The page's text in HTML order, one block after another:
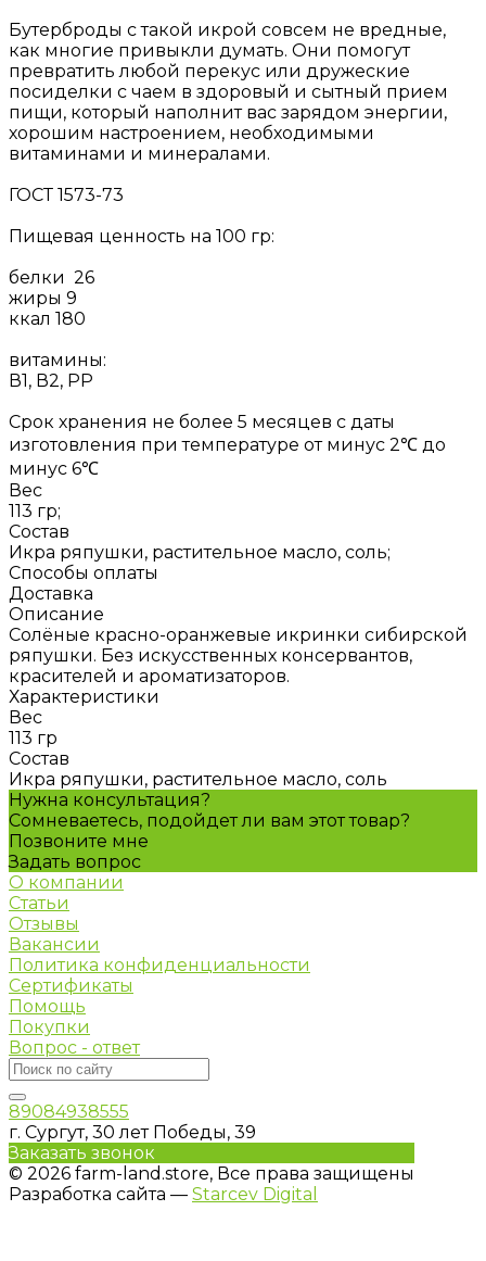
Бутерброды с такой икрой совсем не вредные,
как многие привыкли думать. Они помогут
превратить любой перекус или дружеские
посиделки с чаем в здоровый и сытный прием
пищи, который наполнит вас зарядом энергии,
хорошим настроением, необходимыми
витаминами и минералами.
ГОСТ 1573-73
Пищевая ценность на 100 гр:
белки 26
жиры 9
ккал 180
витамины:
В1, В2, РР
Срок хранения не более 5 месяцев с даты
изготовления при температуре от минус 2℃ до
минус 6℃
Вес
113 гр;
Состав
Икра ряпушки, растительное масло, соль;
Способы оплаты
Доставка
Описание
Солёные красно-оранжевые икринки сибирской
ряпушки. Без искусственных консервантов,
красителей и ароматизаторов.
Характеристики
Вес
113 гр
Состав
Икра ряпушки, растительное масло, соль
Нужна консультация?
Сомневаетесь, подойдет ли вам этот товар?
Позвоните мне
Задать вопрос
О компании
Статьи
Отзывы
Вакансии
Политика конфиденциальности
Сертификаты
Помощь
Покупки
Вопрос - ответ
89084938555
г. Сургут, 30 лет Победы, 39
Заказать звонок
© 2026 farm-land.store, Все права защищены
Разработка сайта — Starcev Digital